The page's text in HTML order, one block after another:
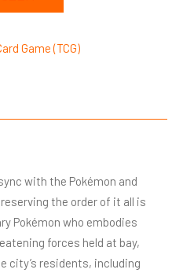
Game (TCG)
with the Pokémon and
the order of it all is
Pokémon who embodies
forces held at bay,
city’s residents, including